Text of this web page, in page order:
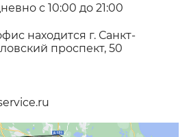
с 10:00 до 21:00
находится г. Санкт-
проспект, 50